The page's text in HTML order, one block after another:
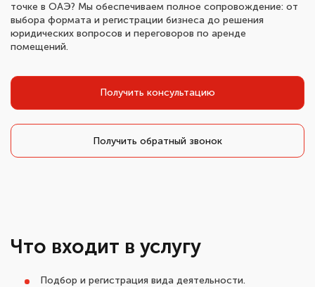
точке в ОАЭ? Мы обеспечиваем полное сопровождение: от
выбора формата и регистрации бизнеса до решения
юридических вопросов и переговоров по аренде
помещений.
Получить консультацию
Получить обратный звонок
Что входит в услугу
Подбор и регистрация вида деятельности.